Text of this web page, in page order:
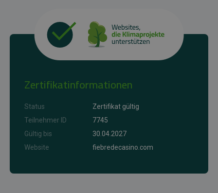
Zertifikatinformationen
Status
Zertifikat gültig
Teilnehmer ID
7745
Gültig bis
30.04.2027
Website
fiebredecasino.com